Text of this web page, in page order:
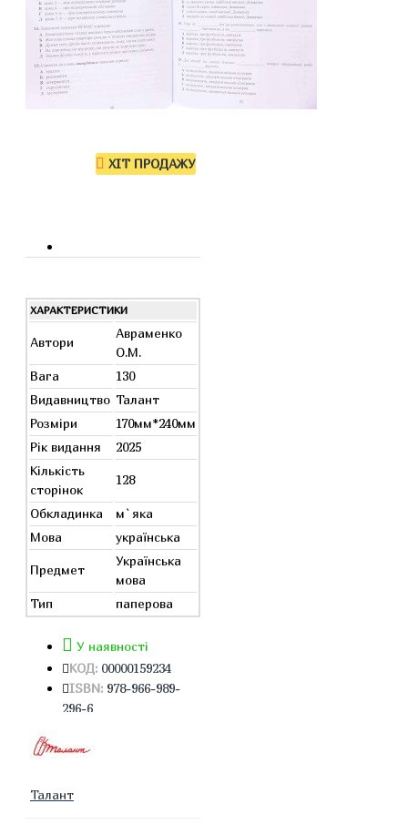
ХІТ ПРОДАЖУ
ХАРАКТЕРИСТИКИ
Автори
Авраменко
О.М.
Вага
130
Видавництво Талант
Розміри
170мм*240мм
Рік видання
2025
Кількість
сторінок
128
Обкладинка
м`яка
Мова
українська
Предмет
Українська
мова
Тип
паперова
У наявності
КОД: 00000159234
ISBN: 978-966-989-
296-6
Талант